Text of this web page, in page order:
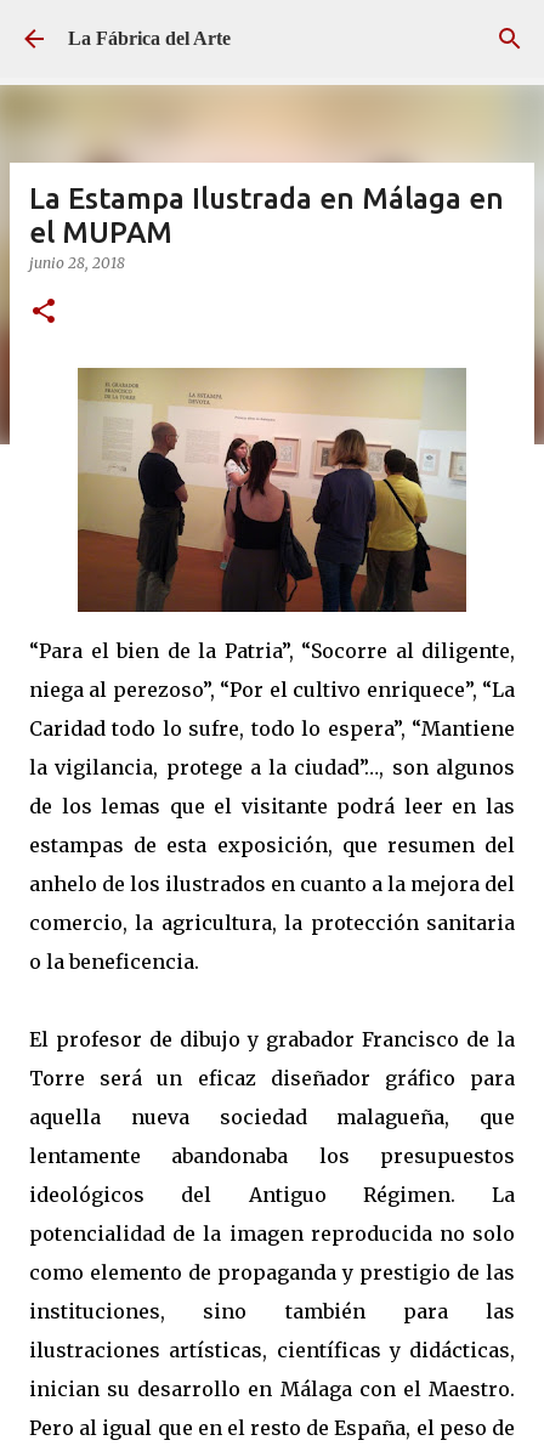
Ir al contenido principal
La Fábrica del Arte
La Estampa Ilustrada en Málaga en
el MUPAM
junio 28, 2018
“Para el bien de la Patria”, “Socorre al diligente,
niega al perezoso”, “Por el cultivo enriquece”, “La
Caridad todo lo sufre, todo lo espera”, “Mantiene
la vigilancia, protege a la ciudad”…, son algunos
de los lemas que el visitante podrá leer en las
estampas de esta exposición, que resumen del
anhelo de los ilustrados en cuanto a la mejora del
comercio, la agricultura, la protección sanitaria
o la beneficencia.
El profesor de dibujo y grabador Francisco de la
Torre será un eficaz diseñador gráfico para
aquella nueva sociedad malagueña, que
lentamente abandonaba los presupuestos
ideológicos del Antiguo Régimen. La
potencialidad de la imagen reproducida no solo
como elemento de propaganda y prestigio de las
instituciones, sino también para las
ilustraciones artísticas, científicas y didácticas,
inician su desarrollo en Málaga con el Maestro.
Pero al igual que en el resto de España, el peso de